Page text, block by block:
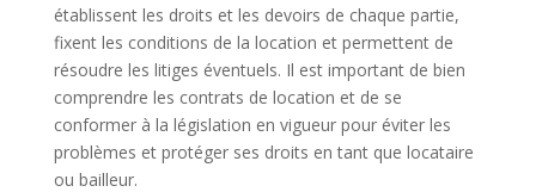
établissent les droits et les devoirs de chaque partie,
fixent les conditions de la location et permettent de
résoudre les litiges éventuels. Il est important de bien
comprendre les contrats de location et de se
conformer à la législation en vigueur pour éviter les
problèmes et protéger ses droits en tant que locataire
ou bailleur.